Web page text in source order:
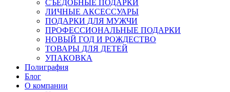
СЪЕДОБНЫЕ ПОДАРКИ
ЛИЧНЫЕ АКСЕССУАРЫ
ПОДАРКИ ДЛЯ МУЖЧИ
ПРОФЕССИОНАЛЬНЫЕ ПОДАРКИ
НОВЫЙ ГОД И РОЖДЕСТВО
ТОВАРЫ ДЛЯ ДЕТЕЙ
УПАКОВКА
Полиграфия
Блог
О компании